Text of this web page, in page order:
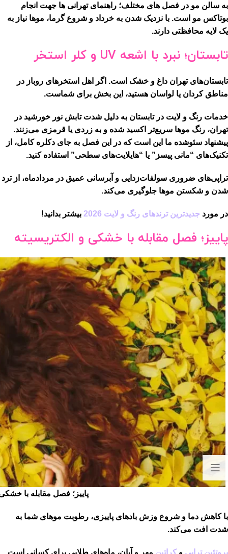
به سالن مو در فصل های مختلف؛ راهنمای تهرانی ها جهت انجام
بوتاکس مو است. با نزدیک شدن به خرداد و شروع گرما، موها نیاز به
یک لایه محافظتی دارند.
تابستان؛ نبرد با اشعه UV و کلر استخر
تابستان‌های تهران داغ و خشک است. اگر اهل استخرهای روباز در
مناطق کردان یا لواسان هستید، این بخش برای شماست.
خدمات رنگ و لایت در تابستان به دلیل شدت تابش نور خورشید در
تهران، رنگ موها سریع‌تر اکسید شده و به زردی یا قرمزی می‌زنند.
پیشنهاد سئو‌شده ما این است که در این فصل به جای دکلره کامل، از
تکنیک‌های “مانی پیسز” یا “هایلایت‌های سطحی” استفاده کنید.
تراپی‌های ضروری سولفات‌زدایی و آبرسانی عمیق در مردادماه، از ترد
شدن و شکستن موها جلوگیری می‌کند.
در مورد جدیدترین ترندهای رنگ و لایت 2026 بیشتر بدانید!
پاییز؛ فصل مقابله با خشکی و الکتریسیته
پاییز؛ فصل مقابله با
با کاهش دما و شروع وزش بادهای پاییزی، رطوبت موهای شما به
شدت افت می‌کند.
پروتئین تراپی و کراتین مهر و آبان، ماه‌های طلایی برای کسانی است